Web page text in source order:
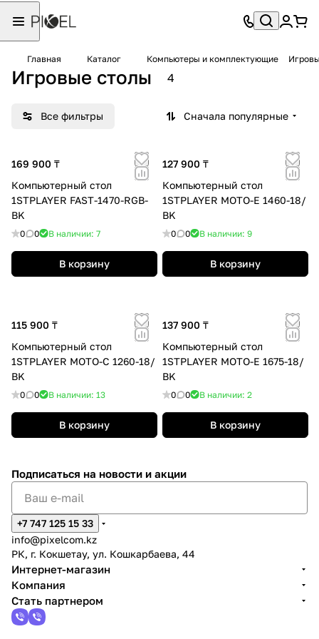
Главная Каталог Компьютеры и комплектующие
Игровые столы 4
Все фильтры Сначала популярные
169 900 ₸
Компьютерный стол
1STPLAYER FAST-1470-RGB-
BK
0 0 В наличии: 7
В корзину
127 900 ₸
Компьютерный стол
1STPLAYER MOTO-E 1460-18/
BK
0 0 В наличии: 9
В корзину
115 900 ₸
Компьютерный стол
1STPLAYER MOTO-C 1260-18/
BK
0 0 В наличии: 13
В корзину
137 900 ₸
Компьютерный стол
1STPLAYER MOTO-E 1675-18/
BK
0 0 В наличии: 2
В корзину
Подписаться на новости и акции
+7 747 125 15 33
info@pixelcom.kz
РК, г. Кокшетау, ул. Кошкарбаева, 44
Интернет-магазин
Компания
Стать партнером